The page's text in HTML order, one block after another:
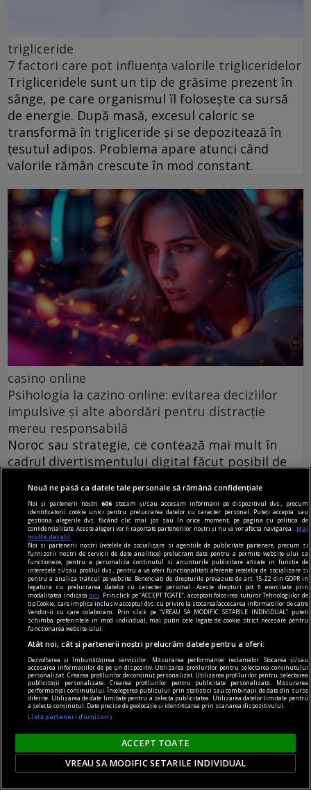
trigliceride
7 factori care pot influența valorile trigliceridelor
Trigliceridele sunt un tip de grăsime prezent în
sânge, pe care organismul îl folosește ca sursă
de energie. După masă, excesul caloric se
transformă în trigliceride și se depozitează în
țesutul adipos. Problema apare atunci când
valorile rămân crescute în mod constant.
casino online
Psihologia la cazino online: evitarea deciziilor
impulsive și alte abordări pentru distracție
mereu responsabilă
Noroc sau strategie, ce contează mai mult în
cadrul divertismentului digital făcut posibil de
disponibile în spațiul virtual?
media convertor
Motive pentru care un media convertor prin
fibră optică este folosit pentru transmiterea
semnalelor pe distanțe lungi
Dezvoltarea accelerată a infrastructurilor IT și
Nouă ne pasă ca datele tale personale să rămână confidențiale
Noi și partenerii noștri606 stocăm și/sau accesăm informații pe dispozitivul dvs., precum
identificatorii cookie unici pentru prelucrarea datelor cu caracter personal. Puteți accepta sau
gestiona alegerile dvs. făcând clic mai jos sau în orice moment, pe pagina cu politica de
confidențialitate. Aceste alegeri vor fi raportate partenerilor noștri și nu vă vor afecta navigarea.
Mai
multe detalii
Noi si partenerii nostri (retelele de socializare si agentiile de publicitate partenere, precum si
furnizorii nostri de servicii de date analitice) prelucram date pentru a permite website-ului sa
functioneze, pentru a personaliza continutul si anunturile publicitare afisate in functie de
interesele si/sau profilul dvs., pentru a va oferi functionalitati aferente retelelor de socializare si
pentru a analiza traficul pe website. Beneficiati de drepturile prevazute de art. 15-22 din GDPR in
legatura cu prelucrarea datelor cu caracter personal. Aceste drepturi pot fi exercitate prin
modalitatea indicataaici
. Prin click pe “ACCEPT TOATE”, acceptati folosirea tuturor Tehnologiilor de
tip Cookie, care implica inclusiv acceptul dvs. cu privire la stocarea/accesarea informatiilor de catre
Vendor-ii cu care colaboram. Prin click pe “VREAU SA MODIFIC SETARILE INDIVIDUAL” puteti
schimba preferintele in mod individual, mai putin cele legate de cookie strict necesare pentru
functionarea website-ului.
Atât noi, cât și partenerii noștri prelucrăm datele pentru a oferi:
Dezvoltarea și îmbunătățirea serviciilor. Măsurarea performanței reclamelor. Stocarea și/sau
accesarea informațiilor de pe un dispozitiv. Utilizarea profilurilor pentru selectarea conținutului
personalizat. Crearea profilurilor de conținut personalizat. Utilizarea profilurilor pentru selectarea
publicității personalizate. Crearea profilurilor pentru publicitate personalizată. Măsurarea
performanței conținutului. Înțelegerea publicului prin statistici sau combinații de date din surse
diferite. Utilizarea de date limitate pentru a selecta publicitatea. Utilizarea datelor limitate pentru
a selecta conținutul. Date precise de geolocație și identificarea prin scanarea dispozitivului.
Listă parteneri (furnizori)
ACCEPT TOATE
VREAU SA MODIFIC SETARILE INDIVIDUAL